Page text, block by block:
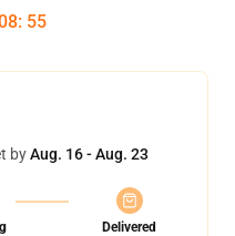
: 54
byAug. 16 - Aug. 23
Delivered